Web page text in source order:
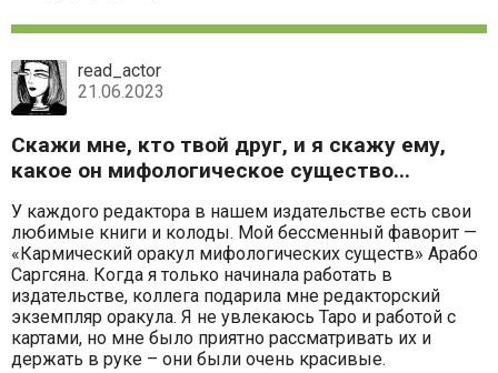
read_actor
21.06.2023
Скажи мне, кто твой друг, и я скажу ему,
какое он мифологическое существо...
У каждого редактора в нашем издательстве есть свои
любимые книги и колоды. Мой бессменный фаворит —
«Кармический оракул мифологических существ» Арабо
Саргсяна. Когда я только начинала работать в
издательстве, коллега подарила мне редакторский
экземпляр оракула. Я не увлекаюсь Таро и работой с
картами, но мне было приятно рассматривать их и
держать в руке – они были очень красивые.